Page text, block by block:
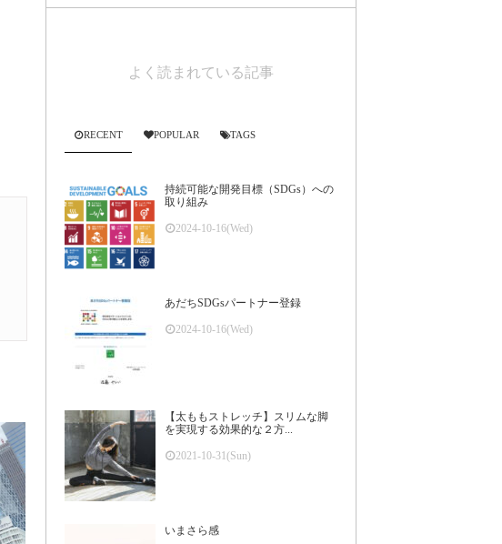
よく読まれている記事
RECENT POPULAR TAGS
持続可能な開発目標（SDGs）への
取り組み
2024-10-16(Wed)
あだちSDGsパートナー登録
2024-10-16(Wed)
【太ももストレッチ】スリムな脚
を実現する効果的な２方...
2021-10-31(Sun)
いまさら感